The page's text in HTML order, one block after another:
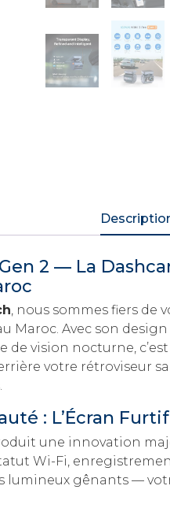
2 — La
, nous sommes fiers de
Maroc. Avec son
vision nocturne,
votre rétroviseur
: L’Écran
une innovation
Wi-Fi,
lumineux gênants —